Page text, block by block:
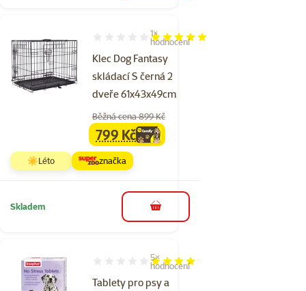
Klec Dog Fantasy
skládací S černá 2
dveře 61x43x49cm
Hodnocení 100%, počet hodnocení: 1
1×
hodnocení
Běžná cena 899 Kč
familycena
799 Kč
☀️Léto značka
Skladem do košíku
Tablety pro psy a
Hodnocení 84%, počet hodnocení: 5
5×
hodnocení